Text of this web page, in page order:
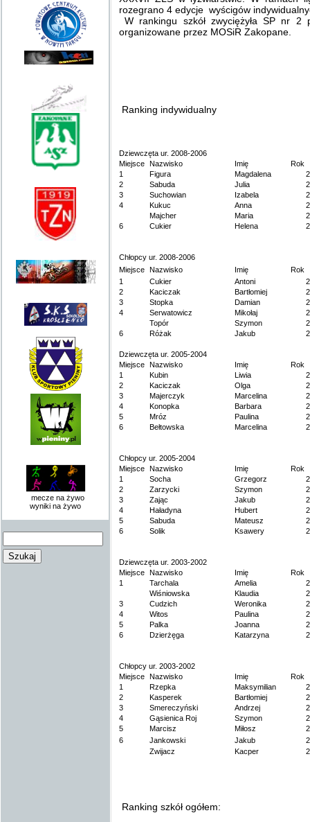
mecze na żywo
wyniki na żywo
rozegrano 4 edycje wyścigów
W rankingu szkół zwyciężyła SP nr
organizowane przez MOSiR Zakopane.
Ranking indywidualny
Dziewczęta ur. 2008-2006
Miejsce Nazwisko Imię
Rok
1
Figura Magdalena
2
Sabuda Julia
3
Suchowian Izabela
4
Kukuc Anna
Majcher
Maria
6
Cukier Helena
Chłopcy ur. 2008-2006
Miejsce Nazwisko Imię
Rok
1
Cukier Antoni
2
Kaciczak Bartłomiej
3
Stopka Damian
4
Serwatowicz Mikołaj
Topór
Szymon
6
Różak Jakub
Dziewczęta ur. 2005-2004
Miejsce Nazwisko Imię
Rok
1
Kubin Liwia
2
Kaciczak Olga
3
Majerczyk Marcelina
4
Konopka Barbara
5
Mróz Paulina
6
Bełtowska Marcelina
Chłopcy ur. 2005-2004
Miejsce Nazwisko Imię
Rok
1
Socha Grzegorz
2
Zarzycki Szymon
3
Zając Jakub
4
Haładyna Hubert
5
Sabuda Mateusz
6
Solik Ksawery
Dziewczęta ur. 2003-2002
Miejsce Nazwisko Imię
Rok
1
Tarchala Amelia
Wiśniowska
Klaudia
3
Cudzich Weronika
4
Witos Paulina
5
Palka Joanna
6
Dzierżęga Katarzyna
Chłopcy ur. 2003-2002
Miejsce Nazwisko Imię
Rok
1
Rzepka Maksymilian
2
Kasperek Bartłomiej
3
Smereczyński Andrzej
4
Gąsienica Roj Szymon
5
Marcisz Miłosz
6
Jankowski Jakub
Zwijacz
Kacper
Ranking szkół ogółem: